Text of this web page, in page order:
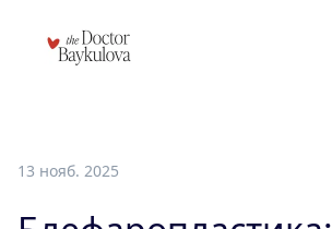
13 нояб. 2025